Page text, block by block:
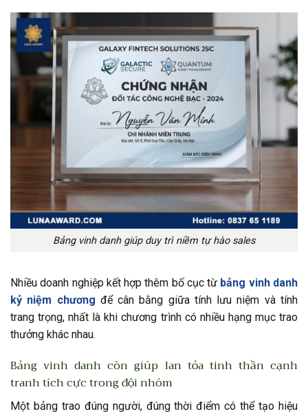
Bảng vinh danh giúp duy trì niềm tự hào sales
Nhiều doanh nghiệp kết hợp thêm bố cục từ bảng vinh danh
kỷ niệm chương để cân bằng giữa tính lưu niệm và tính
trang trọng, nhất là khi chương trình có nhiều hạng mục trao
thưởng khác nhau.
Bảng vinh danh còn giúp lan tỏa tinh thần cạnh
tranh tích cực trong đội nhóm
Một bảng trao đúng người, đúng thời điểm có thể tạo hiệu